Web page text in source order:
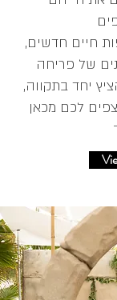
חיים חדשים,
של פריחה
יחד בתקווה,
לכם מכאן